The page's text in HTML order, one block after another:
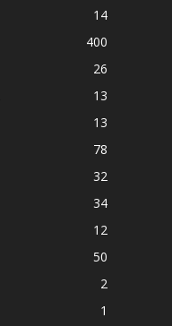
14
400
26
13
13
78
32
34
12
50
2
1